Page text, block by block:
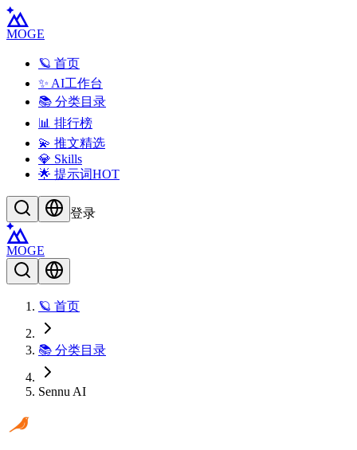
MOGE
🪐 首页
✨ AI工作台
📚 分类目录
📊 排行榜
💫 推文精选
💎 Skills
🌟 提示词HOT
登录
MOGE
🪐 首页
📚 分类目录
Sennu AI